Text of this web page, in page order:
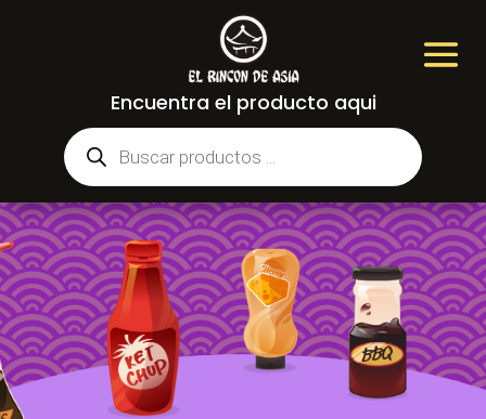
Encuentra el producto aqui
Búsqueda
de
productos